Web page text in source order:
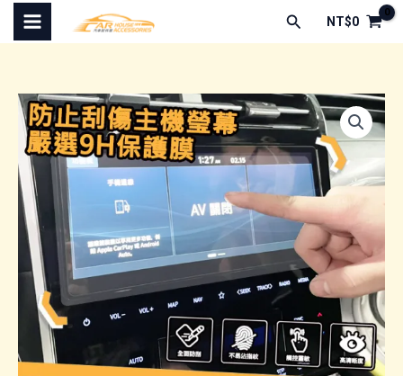
搜
尋
NT$0